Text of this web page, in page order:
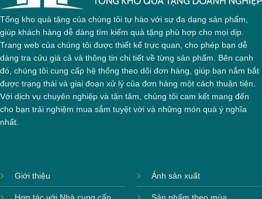
cao cấp giúp khẳng định tầm quan trọng và sự
chuyên nghiệp trong các sự kiện trao giải.
Tăng tính nhận diện thương hiệu: In logo
doanh nghiệp hoặc tên sự kiện trên cúp giúp
quảng bá hình ảnh một cách hiệu quả.
Kết nối và tri ân:
Cúp thể thao là cách tuyệt
vời để vinh danh nỗ lực của cá nhân, đội
cho các đối tượng
Tổng kho quà tặng của chúng tôi tự hào với sự đa dạng sản phẩm,
giúp khách hàng dễ dàng tìm kiếm quà tặng phù hợp cho mọi dịp.
Trang web của chúng tôi được thiết kế trực quan, cho phép bạn dễ
dàng tra cứu giá cả và thông tin chi tiết về từng sản phẩm. Bên cạnh
đó, chúng tôi cung cấp hệ thống theo dõi đơn hàng, giúp bạn nắm bắt
được trạng thái và giai đoạn xử lý của đơn hàng một cách thuận tiện.
Với dịch vụ chuyên nghiệp và tận tâm, chúng tôi cam kết mang đến
cho bạn trải nghiệm mua sắm tuyệt vời và những món quà ý nghĩa
nhất.
Giới thiệu Ảnh sản xuất